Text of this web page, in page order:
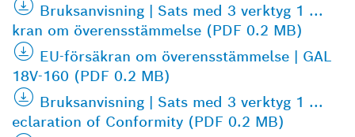
Bruksanvisning | Sats med 3 verktyg 1 ...
kran om överensstämmelse (PDF 0.2 MB)
EU-försäkran om överensstämmelse | GAL
18V-160 (PDF 0.2 MB)
Bruksanvisning | Sats med 3 verktyg 1 ...
eclaration of Conformity (PDF 0.2 MB)